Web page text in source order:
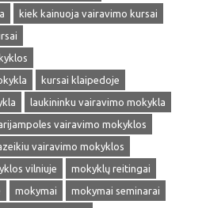
kiek kainuoja vairavimo kursai
kursai klaipedoje
laukininku vairavimo mokykla
vairavimo mokyklos
vairavimo mokyklos
vilniuje
mokyklų reitingai
mokymai
mokymai seminarai